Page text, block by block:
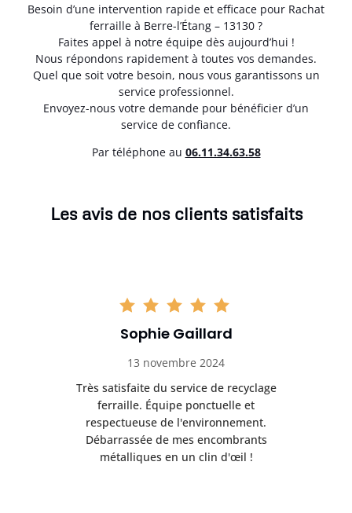
Besoin d’une intervention rapide et efficace pour Rachat
ferraille à Berre-l’Étang – 13130 ?
Faites appel à notre équipe dès aujourd’hui !
Nous répondons rapidement à toutes vos demandes.
Quel que soit votre besoin, nous vous garantissons un
service professionnel.
Envoyez-nous votre demande pour bénéficier d’un
service de confiance.
Par téléphone au 06.11.34.63.58
Les avis de nos clients satisfaits
Sophie Gaillard
13 novembre 2024
Très satisfaite du service de recyclage
ferraille. Équipe ponctuelle et
respectueuse de l'environnement.
Débarrassée de mes encombrants
métalliques en un clin d'œil !